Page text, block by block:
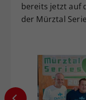
bereits jetzt auf
der Mürztal